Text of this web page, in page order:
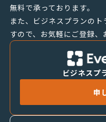
無料で承っております。
また、ビジネスプランの
すので、お気軽にご登録、
ビジネスプ
申